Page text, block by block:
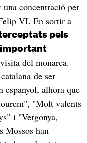
una concentració per
VI. En sortir a
pels
important
del monarca.
de ser
espanyol, alhora que
"Molt valents
i "Vergonya,
Mossos han